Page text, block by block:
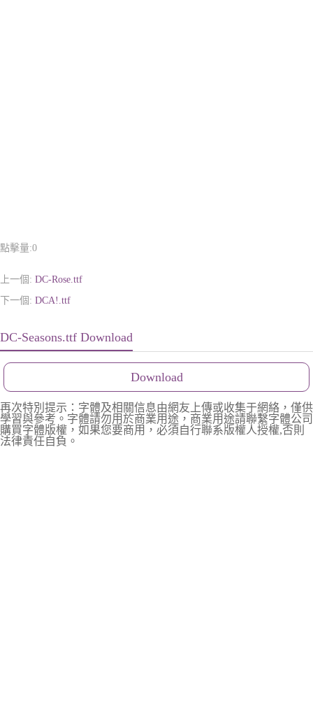
點擊量:0
上一個: DC-Rose.ttf
下一個: DCA!.ttf
DC-Seasons.ttf Download
Download
再次特別提示：字體及相關信息由網友上傳或收集于網絡，僅供
學習與參考。字體請勿用於商業用途，商業用途請聯繫字體公司
購買字體版權，如果您要商用，必須自行聯系版權人授權,否則
法律責任自負。